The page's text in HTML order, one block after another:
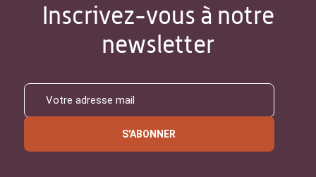
Inscrivez-vous à notre
newsletter
S'ABONNER